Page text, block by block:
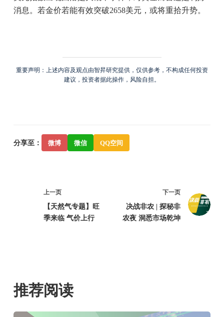
消息。若金价若能有效突破2658美元，或将重拾升势。
重要声明：上述内容及观点由智昇研究提供，仅供参考，不构成任何投资
建议，投资者据此操作，风险自担。
分享至： 微博 微信 QQ空间
上一页
【天然气专题】旺
季来临 气价上行
下一页
决战非农 | 探秘非
农夜 洞悉市场乾坤
推荐阅读